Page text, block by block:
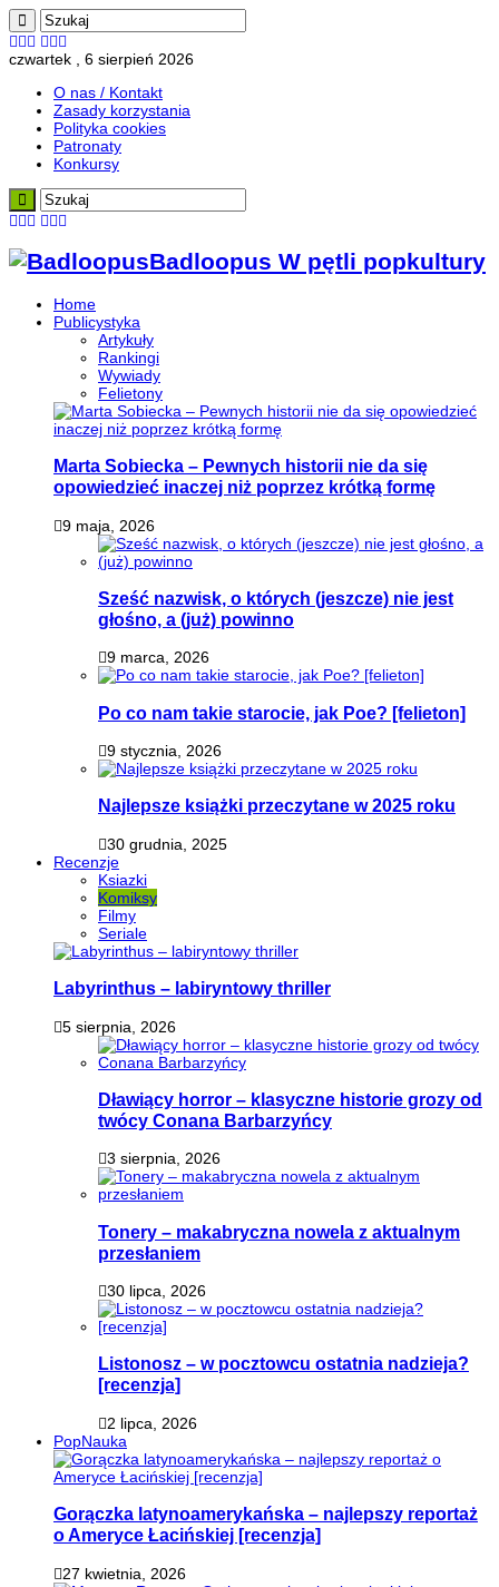
czwartek , 6 sierpień 2026
O nas / Kontakt
Zasady korzystania
Polityka cookies
Patronaty
Konkursy
Badloopus W pętli popkultury
Home
Publicystyka
Artykuły
Rankingi
Wywiady
Felietony
Marta Sobiecka – Pewnych historii nie da się
opowiedzieć inaczej niż poprzez krótką formę
9 maja, 2026
Sześć nazwisk, o których (jeszcze) nie jest
głośno, a (już) powinno
9 marca, 2026
Po co nam takie starocie, jak Poe? [felieton]
9 stycznia, 2026
Najlepsze książki przeczytane w 2025 roku
30 grudnia, 2025
Recenzje
Ksiazki
Komiksy
Filmy
Seriale
Labyrinthus – labiryntowy thriller
5 sierpnia, 2026
Dławiący horror – klasyczne historie grozy od
twócy Conana Barbarzyńcy
3 sierpnia, 2026
Tonery – makabryczna nowela z aktualnym
przesłaniem
30 lipca, 2026
Listonosz – w pocztowcu ostatnia nadzieja?
[recenzja]
2 lipca, 2026
PopNauka
Gorączka latynoamerykańska – najlepszy reportaż
o Ameryce Łacińskiej [recenzja]
27 kwietnia, 2026